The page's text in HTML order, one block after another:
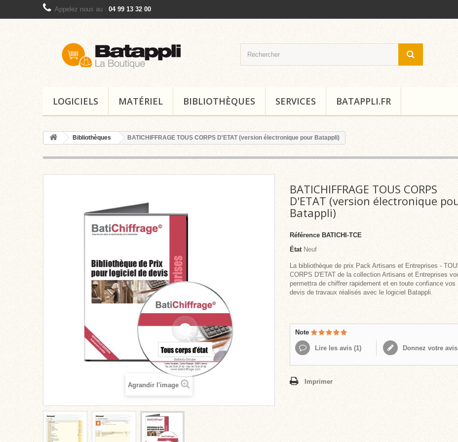
Appelez nous au : 04 99 13 32 00
LOGICIELS MATÉRIEL BIBLIOTHÈQUES SERVICES BATAPPLI.FR
Bibliothèques BATICHIFFRAGE TOUS CORPS D'ETAT (version électronique pour Batappli)
Agrandir l'image
BATICHIFFRAGE TOUS CORPS
D'ETAT (version électronique
Batappli)
Référence BATICHI-TCE
État Neuf
La bibliothèque de prix Pack Artisans et Entreprises -
CORPS D'ETAT de la collection Artisans et Entreprises
permettra de chiffrer rapidement et en toute confiance vos
devis de travaux réalisés avec le logiciel Batappli.
Note
Lire les avis (1) Donnez votre avis
Imprimer